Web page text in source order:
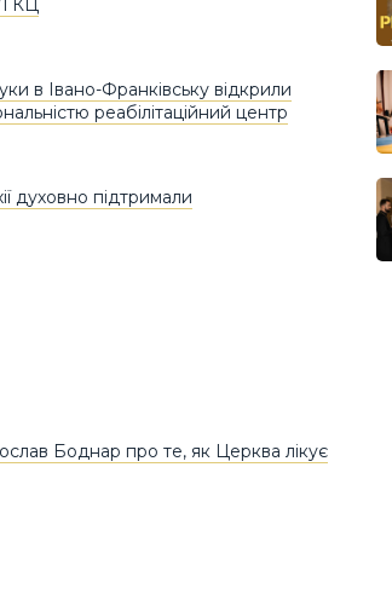
в Івано-Франківську відкрили
реабілітаційний центр
духовно підтримали
Боднар про те, як Церква лікує